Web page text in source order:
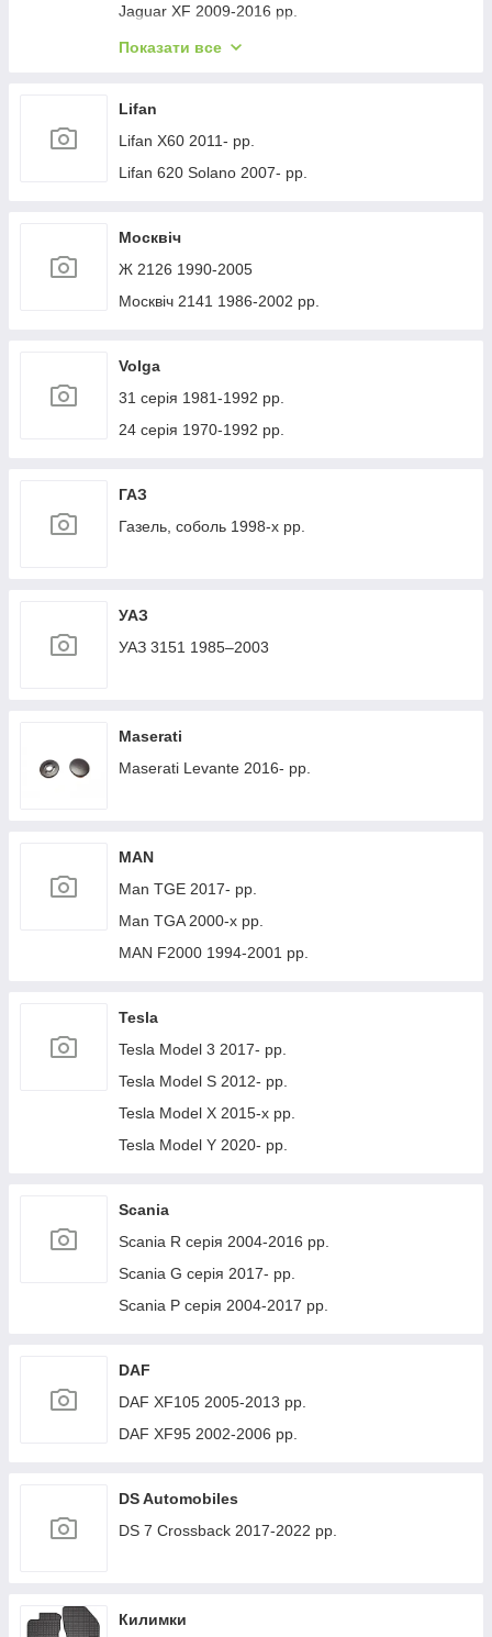
Jaguar XF 2009-2016 рр.
Jaguar XF 2016- рр.
Jaguar XJ 2010-хв.
Показати все
Lifan
Lifan X60 2011- рр.
Lifan 620 Solano 2007- рр.
Москвіч
Ж 2126 1990-2005
Москвіч 2141 1986-2002 рр.
Volga
31 серія 1981-1992 рр.
24 серія 1970-1992 рр.
ГАЗ
Газель, соболь 1998-х рр.
УАЗ
УАЗ 3151 1985–2003
Maserati
Maserati Levante 2016- рр.
MAN
Man TGE 2017- рр.
Man TGA 2000-х рр.
MAN F2000 1994-2001 рр.
Tesla
Tesla Model 3 2017- рр.
Tesla Model S 2012- рр.
Tesla Model X 2015-х рр.
Tesla Model Y 2020- рр.
Scania
Scania R серія 2004-2016 рр.
Scania G серія 2017- рр.
Scania P серія 2004-2017 рр.
DAF
DAF XF105 2005-2013 рр.
DAF XF95 2002-2006 рр.
DS Automobiles
DS 7 Crossback 2017-2022 рр.
Килимки